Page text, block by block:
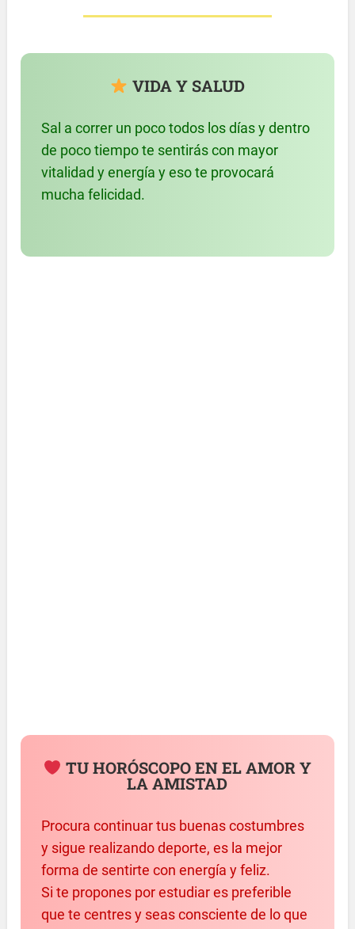
VIDA Y SALUD
Sal a correr un poco todos los días y dentro
de poco tiempo te sentirás con mayor
vitalidad y energía y eso te provocará
mucha felicidad.
TU HORÓSCOPO EN EL AMOR Y
LA AMISTAD
Procura continuar tus buenas costumbres
y sigue realizando deporte, es la mejor
forma de sentirte con energía y feliz.
Si te propones por estudiar es preferible
que te centres y seas consciente de lo que